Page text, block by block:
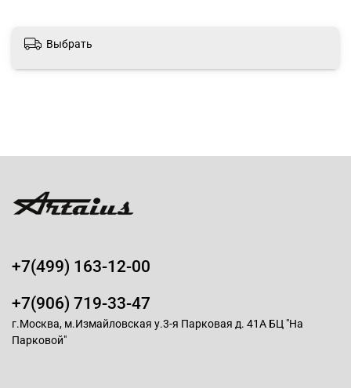
Выбрать
+7(499) 163-12-00
+7(906) 719-33-47
г.Москва, м.Измайловская у.3-я Парковая д. 41А БЦ "На
Парковой"